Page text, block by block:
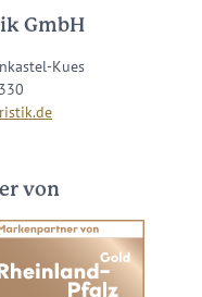
GmbH
Kues
von